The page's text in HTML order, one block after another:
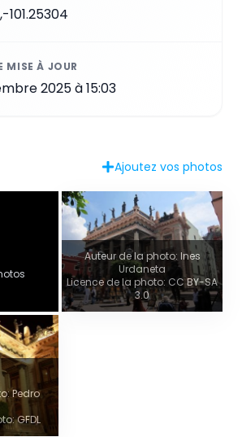
101.25304
MISE À JOUR
2025 à 15:03
Ajoutez vos photos
Auteur de la photo: Ines
Urdaneta
Licence de la photo: CC BY-SA
3.0
Pedro
GFDL